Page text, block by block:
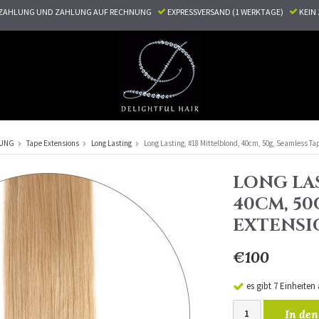
UND ZAHLUNG AUF RECHNUNG EXPRESSVERSAND (1 WERKTAGE)
Tape Extensions Long Lasting Long Lasting, #18 Mittelblond, 40cm, 50g, Seamless
LONG
40CM,
€100
es gibt 7 Einheiten
In